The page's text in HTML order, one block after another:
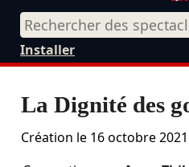
Installer
La Dignité des
Création le 16 octobre 2021